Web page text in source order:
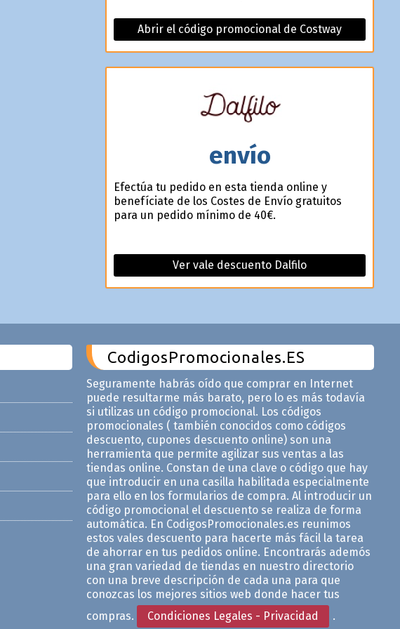
Abrir el código promocional de Costway
envío
Efectúa tu pedido en esta tienda online y
benefíciate de los Costes de Envío gratuitos
para un pedido mínimo de 40€.
Ver vale descuento Dalfilo
CodigosPromocionales.ES
Seguramente habrás oído que comprar en Internet
puede resultarme más barato, pero lo es más todavía
si utilizas un código promocional. Los códigos
promocionales ( también conocidos como códigos
descuento, cupones descuento online) son una
herramienta que permite agilizar sus ventas a las
tiendas online. Constan de una clave o código que hay
que introducir en una casilla habilitada especialmente
para ello en los formularios de compra. Al introducir un
código promocional el descuento se realiza de forma
automática. En CodigosPromocionales.es reunimos
estos vales descuento para hacerte más fácil la tarea
de ahorrar en tus pedidos online. Encontrarás ademós
una gran variedad de tiendas en nuestro directorio
con una breve descripción de cada una para que
conozcas los mejores sitios web donde hacer tus
compras.
Condiciones Legales - Privacidad .